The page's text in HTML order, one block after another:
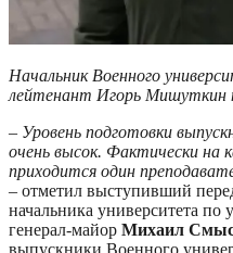
Начальник Военного
лейтенант Игорь Мишуткин
– Уровень подготовки
очень высок. Фактически на
приходится один
– отметил выступивший
начальника университета по
генерал-майор Михаил
выпускники Военного